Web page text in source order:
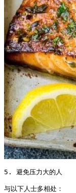
5. 避免压力大的人
与以下人士多相处：